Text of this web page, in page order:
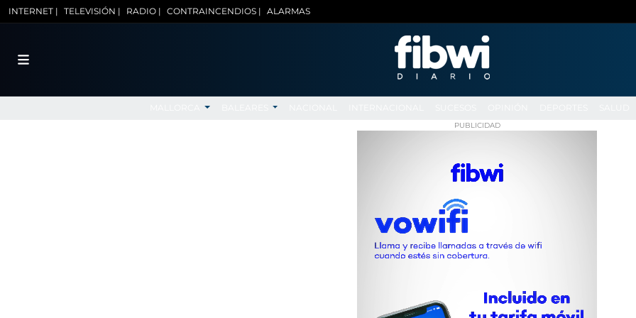
INTERNET | TELEVISIÓN | RADIO | CONTRAINCENDIOS | ALARMAS